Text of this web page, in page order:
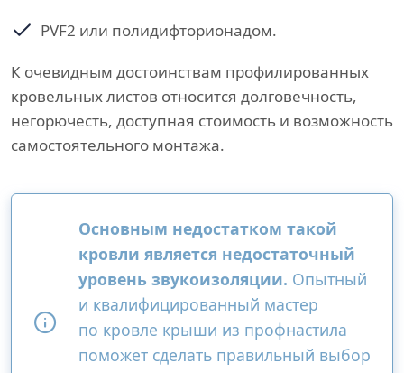
PVF2 или полидифторионадом.
К очевидным достоинствам профилированных
кровельных листов относится долговечность,
негорючесть, доступная стоимость и возможность
самостоятельного монтажа.
Основным недостатком такой
кровли является недостаточный
уровень звукоизоляции. Опытный
и квалифицированный мастер
по кровле крыши из профнастила
поможет сделать правильный выбор